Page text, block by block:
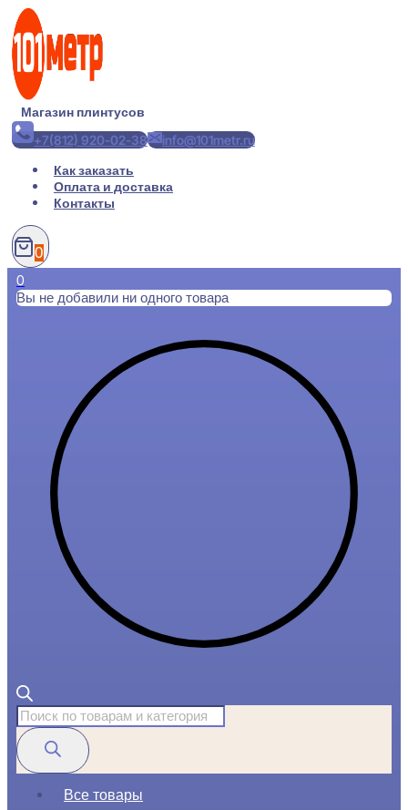
Перейти
содержимому
Магазин плинтусов
+7(812) 920-02-38
info@101metr.ru
Как заказать
Оплата и доставка
Контакты
0
0
Вы не добавили ни одного товара
Поиск
товаров
Все товары